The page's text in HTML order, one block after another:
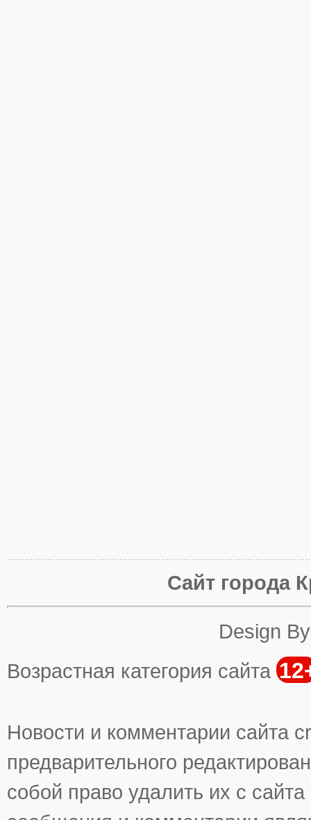
Сайт города
Design
Возрастная категория сайта
Новости и комментарии сайта
предварительного
собой право удалить их с